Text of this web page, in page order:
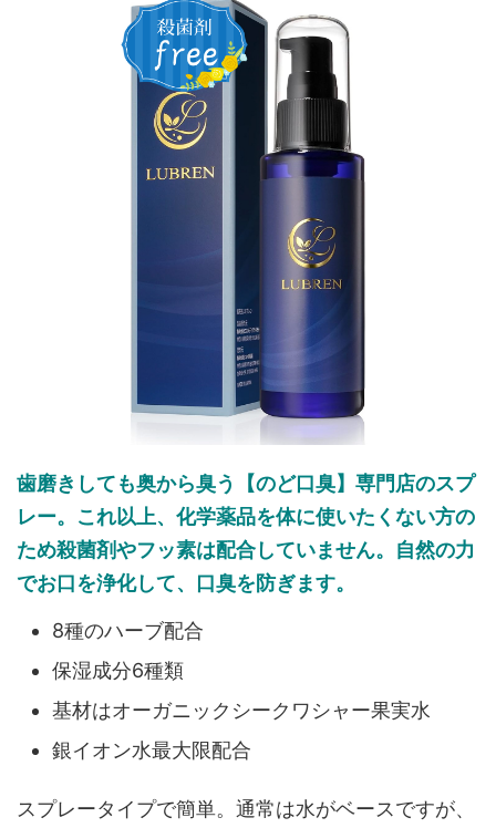
歯磨きしても奥から臭う【のど口臭】専門店のスプ
レー。これ以上、化学薬品を体に使いたくない方の
ため殺菌剤やフッ素は配合していません。自然の力
でお口を浄化して、口臭を防ぎます。
8種のハーブ配合
保湿成分6種類
基材はオーガニックシークワシャー果実水
銀イオン水最大限配合
スプレータイプで簡単。通常は水がベースですが、